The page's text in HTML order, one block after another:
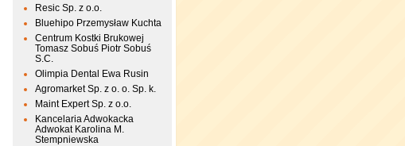
Resic Sp. z o.o.
Bluehipo Przemysław Kuchta
Centrum Kostki Brukowej
Tomasz Sobuś Piotr Sobuś
S.C.
Olimpia Dental Ewa Rusin
Agromarket Sp. z o. o. Sp. k.
Maint Expert Sp. z o.o.
Kancelaria Adwokacka
Adwokat Karolina M.
Stempniewska